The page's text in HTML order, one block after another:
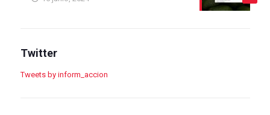
Twitter
Tweets by inform_accion